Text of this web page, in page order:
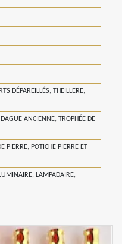
DÉPAREILLÉS, THEILLERE,
ANCIENNE, TROPHÉE DE
PIERRE, POTICHE PIERRE ET
LAMPADAIRE,